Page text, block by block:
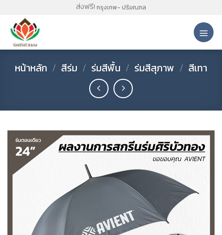
content
ส่งฟรี! กรุงเทพ- ปริมณฑล
หน้าหลัก / สีร่ม / ร่มสีพื้น / ร่มสีสุภาพ / สีเทา